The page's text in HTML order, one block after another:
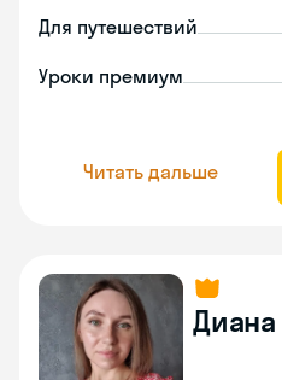
Для путешествий
Уроки премиум
Читать дальше
Диана